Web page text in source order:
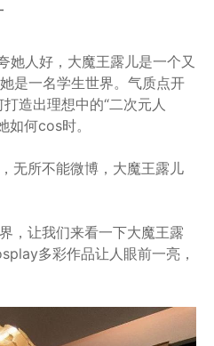
她人好，大魔王露儿是一个又
是一名学生世界。气质点开
造出理想中的“二次元人
如何cos时。
无所不能微博，大魔王露儿
，让我们来看一下大魔王露
多彩作品让人眼前一亮，